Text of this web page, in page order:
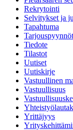
Rekrytointi
Selvitykset ja
Tapahtuma
Tarjouspyynnöt
Tiedote
Tilastot
Uutiset
Uutiskirje
Vastuullinen
Vastuullisuus
Yrittäjyys